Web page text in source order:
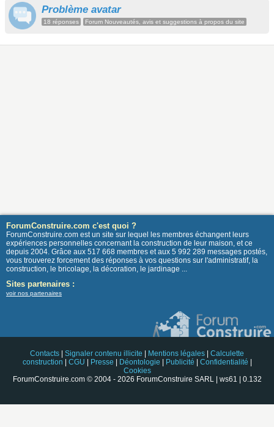
Problème avatar
18 réponses Forum Nouveautés, avis et suggestions à propos du site
ForumConstruire.com c'est quoi ?
ForumConstruire.com est un site sur lequel les membres échangent leurs
expériences personnelles concernant la construction de leur maison, et ce
depuis 2004. Grâce aux 517 668 membres et aux 5 992 289 messages postés,
vous trouverez forcement des réponses à vos questions sur l'administratif, la
construction, le bricolage, la décoration, le jardinage ...
Sites partenaires :
voir nos partenaires
Contacts Signaler contenu illicite Mentions légales
Calculette
construction
CGU Presse Déontologie Publicité Confidentialité
Cookies
ForumConstruire.com © 2004 - 2026 ForumConstruire SARL | ws61 | 0.132